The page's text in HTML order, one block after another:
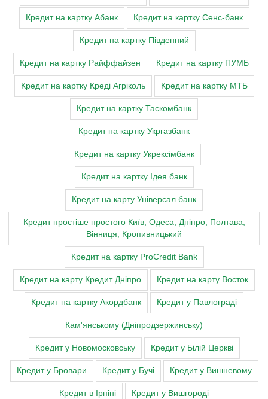
Кредит на картку Абанк Кредит на картку Сенс-банк
Кредит на картку Південний
Кредит на картку Райффайзен Кредит на картку ПУМБ
Кредит на картку Креді Агріколь Кредит на картку МТБ
Кредит на картку Таскомбанк
Кредит на картку Укргазбанк
Кредит на картку Укрексімбанк
Кредит на картку Ідея банк
Кредит на карту Універсал банк
Кредит простіше простого Київ, Одеса, Дніпро, Полтава,
Вінниця, Кропивницький
Кредит на картку ProCredit Bank
Кредит на карту Кредит Дніпро Кредит на карту Восток
Кредит на картку Акордбанк Кредит у Павлограді
Кам'янському (Дніпродзержинську)
Кредит у Новомосковську Кредит у Білій Церкві
Кредит у Бровари Кредит у Бучі Кредит у Вишневому
Кредит в Ірпіні Кредит у Вишгороді